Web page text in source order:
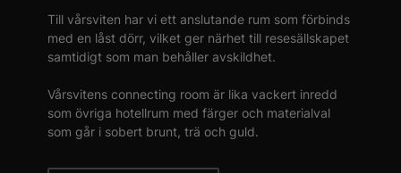
Till vårsviten har vi ett anslutande rum som förbinds
med en låst dörr, vilket ger närhet till resesällskapet
samtidigt som man behåller avskildhet.
Vårsvitens connecting room är lika vackert inredd
som övriga hotellrum med färger och materialval
som går i sobert brunt, trä och guld.